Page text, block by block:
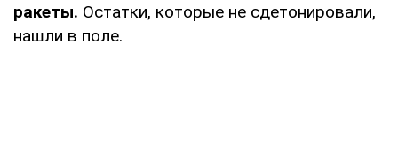
ракеты. Остатки, которые не сдетонировали,
нашли в поле.